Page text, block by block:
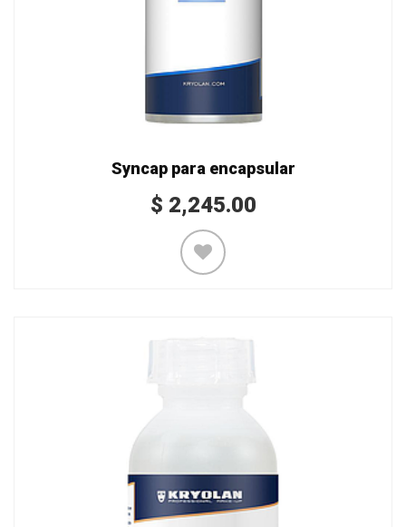
Syncap para encapsular
$ 2,245.00